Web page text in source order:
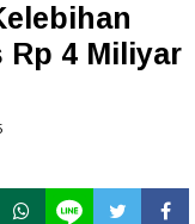
Rp 4 Miliyar